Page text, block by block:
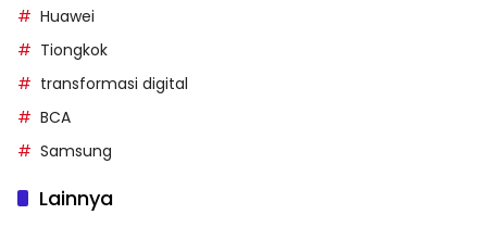
Huawei
Tiongkok
transformasi digital
BCA
Samsung
Lainnya